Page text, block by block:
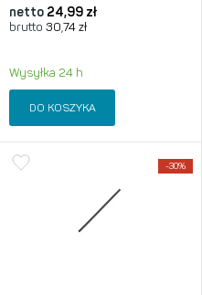
netto 24,99 zł
brutto 30,74 zł
Wysyłka 24 h
DO KOSZYKA
-30%